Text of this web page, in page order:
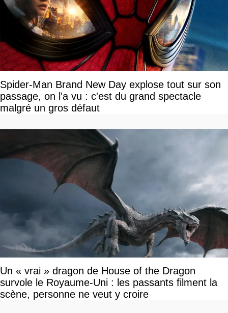
Spider-Man Brand New Day explose tout sur son
passage, on l'a vu : c'est du grand spectacle
malgré un gros défaut
Un « vrai » dragon de House of the Dragon
survole le Royaume-Uni : les passants filment la
scène, personne ne veut y croire